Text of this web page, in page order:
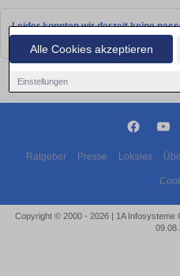
Alle Cookies akzeptieren
Einstellungen
Leider konnten wir derzeit keine
Ratgeber Presse Lokales
Copyright © 2000 - 2026 | 1A Infosysteme